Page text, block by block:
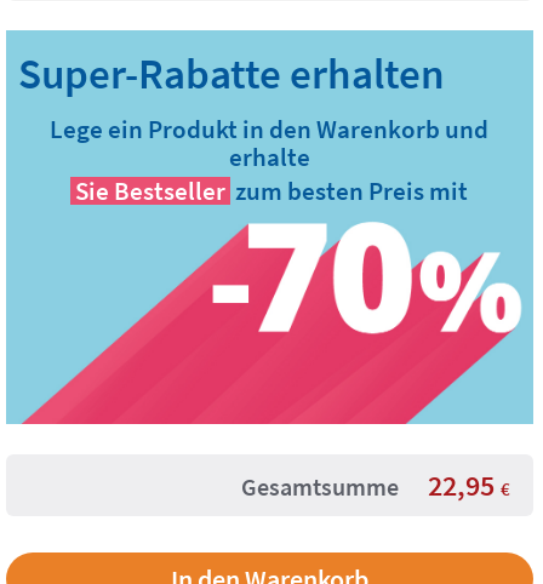
Lege ein Produkt in den Warenkorb und
erhalte
Sie Bestseller zum besten Preis mit
Gesamtsumme 22,95 €